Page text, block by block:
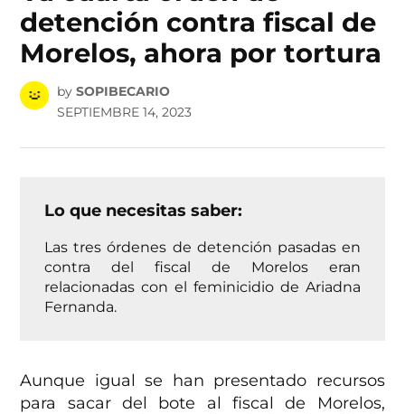
detención contra fiscal de
Morelos, ahora por tortura
by SOPIBECARIO
SEPTIEMBRE 14, 2023
Lo que necesitas saber:
Las tres órdenes de detención pasadas en
contra del fiscal de Morelos eran
relacionadas con el feminicidio de Ariadna
Fernanda.
Aunque igual se han presentado recursos
para sacar del bote al fiscal de Morelos,